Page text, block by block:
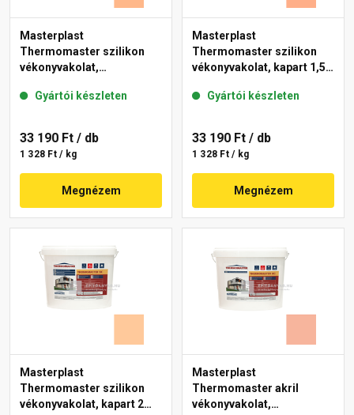
Masterplast
Thermomaster szilikon
vékonyvakolat,
10-C 25 kg
Gyártói készleten
33 190 Ft / db
1 328 Ft / kg
Megnézem
Masterplast
Thermomaster szilikon
vékonyvakolat, kapart 1,5
Gyártói készleten
33 190 Ft / db
1 328 Ft / kg
Megnézem
Masterplast
Thermomaster szilikon
vékonyvakolat, kapart 2
Masterplast
Thermomaster akril
vékonyvakolat,